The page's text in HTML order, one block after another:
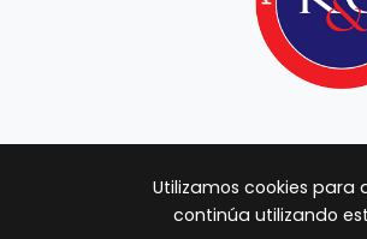
Utilizamos cookies para
continúa utilizando